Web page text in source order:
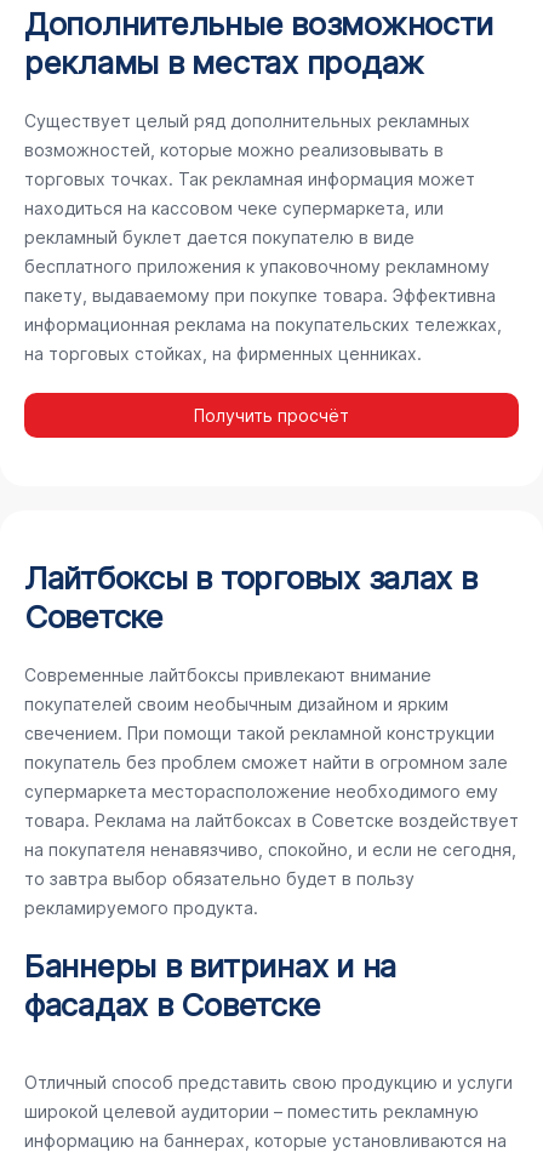
Дополнительные возможности
рекламы в местах продаж
Существует целый ряд дополнительных рекламных
возможностей, которые можно реализовывать в
торговых точках. Так рекламная информация может
находиться на кассовом чеке супермаркета, или
рекламный буклет дается покупателю в виде
бесплатного приложения к упаковочному рекламному
пакету, выдаваемому при покупке товара. Эффективна
информационная реклама на покупательских тележках,
на торговых стойках, на фирменных ценниках.
Получить просчёт
Лайтбоксы в торговых залах в
Советске
Современные лайтбоксы привлекают внимание
покупателей своим необычным дизайном и ярким
свечением. При помощи такой рекламной конструкции
покупатель без проблем сможет найти в огромном зале
супермаркета месторасположение необходимого ему
товара. Реклама на лайтбоксах в Советске воздействует
на покупателя ненавязчиво, спокойно, и если не сегодня,
то завтра выбор обязательно будет в пользу
рекламируемого продукта.
Баннеры в витринах и на
фасадах в Советске
Отличный способ представить свою продукцию и услуги
широкой целевой аудитории – поместить рекламную
информацию на баннерах, которые установливаются на